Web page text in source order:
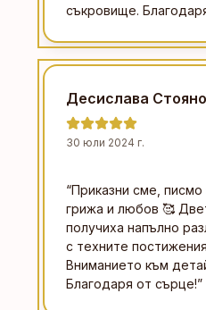
съкровище.
Десислава
30 юли 2024 г.
“Приказни сме, писмо
грижа и любов 🥰
получиха напълно
с техните
Вниманието към
Благодаря от сърце!”